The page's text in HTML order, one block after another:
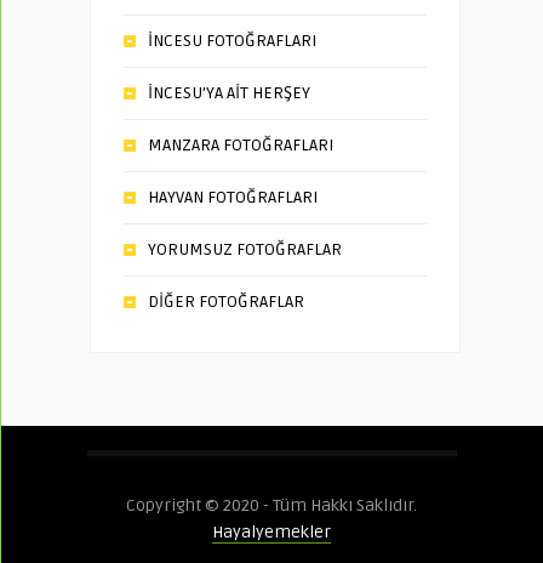
İNCESU FOTOĞRAFLARI
İNCESU’YA AİT HERŞEY
MANZARA FOTOĞRAFLARI
HAYVAN FOTOĞRAFLARI
YORUMSUZ FOTOĞRAFLAR
DİĞER FOTOĞRAFLAR
Copyright © 2020 - Tüm Hakkı Saklıdır.
Hayalyemekler